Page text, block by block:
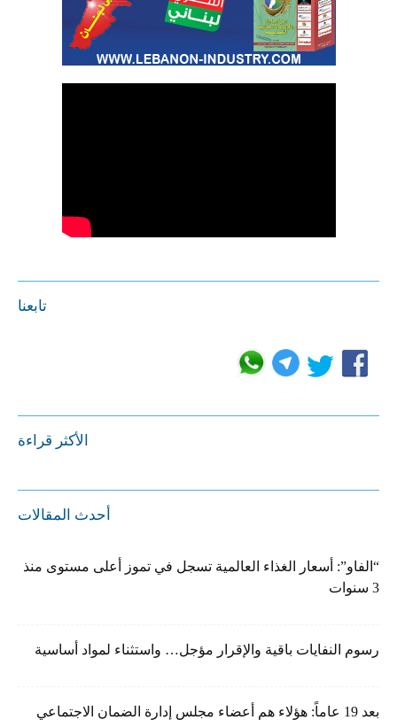
تابعنا
الأكثر قراءة
أحدث المقالات
“الفاو”: أسعار الغذاء العالمية تسجل في تموز أعلى مستوى منذ
3 سنوات
رسوم النفايات باقية والإقرار مؤجل… واستثناء لمواد أساسية
بعد 19 عاماً: هؤلاء هم أعضاء مجلس إدارة الضمان الاجتماعي